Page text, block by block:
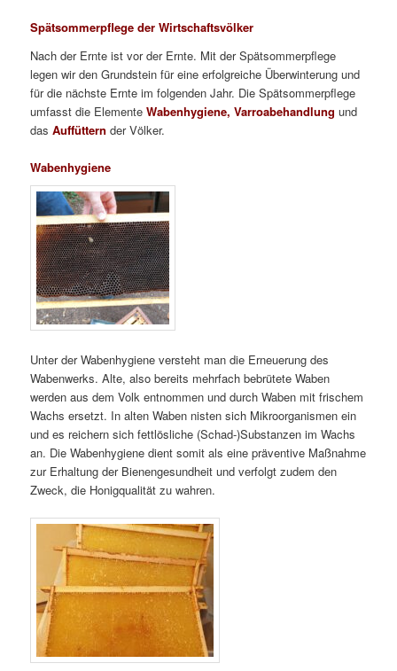
Spätsommerpflege der Wirtschaftsvölker
Nach der Ernte ist vor der Ernte. Mit der Spätsommerpflege
legen wir den Grundstein für eine erfolgreiche Überwinterung und
für die nächste Ernte im folgenden Jahr. Die Spätsommerpflege
umfasst die ElementeWabenhygiene, Varroabehandlung und
dasAuffüttern der Völker.
Wabenhygiene
Unter der Wabenhygiene versteht man die Erneuerung des
Wabenwerks. Alte, also bereits mehrfach bebrütete Waben
werden aus dem Volk entnommen und durch Waben mit frischem
Wachs ersetzt. In alten Waben nisten sich Mikroorganismen ein
und es reichern sich fettlösliche (Schad-)Substanzen im Wachs
an. Die Wabenhygiene dient somit als eine präventive Maßnahme
zur Erhaltung der Bienengesundheit und verfolgt zudem den
Zweck, die Honigqualität zu wahren.